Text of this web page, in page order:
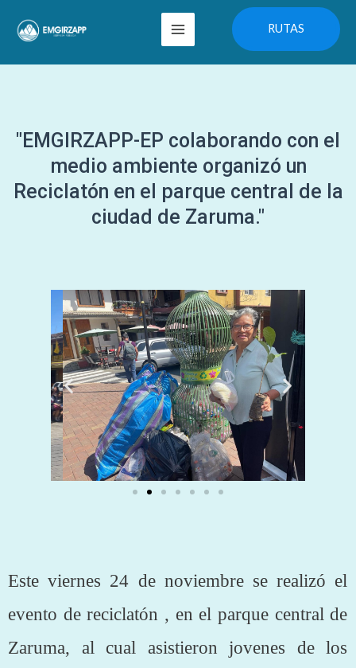
Main
Menu
RUTAS
"EMGIRZAPP-EP colaborando con el
medio ambiente organizó un
Reciclatón en el parque central de la
ciudad de Zaruma."
Este viernes 24 de noviembre se realizó el
evento de reciclatón , en el parque central de
Zaruma, al cual asistieron jovenes de los